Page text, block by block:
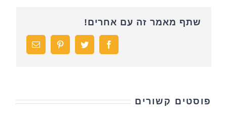
שתף מאמר זה עם אחרים!
Facebook
Twitter
Pinterestכתובת
דואר
פוסטים קשורים